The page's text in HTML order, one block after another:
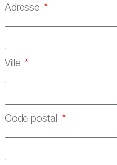
Adresse
Ville
Code postal